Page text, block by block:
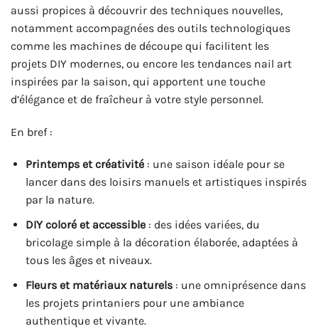
aussi propices à découvrir des techniques nouvelles,
notamment accompagnées des outils technologiques
comme les machines de découpe qui facilitent les
projets DIY modernes, ou encore les tendances nail art
inspirées par la saison, qui apportent une touche
d’élégance et de fraîcheur à votre style personnel.
En bref :
Printemps et créativité: une saison idéale pour se
lancer dans des loisirs manuels et artistiques inspirés
par la nature.
DIY coloré et accessible: des idées variées, du
bricolage simple à la décoration élaborée, adaptées à
tous les âges et niveaux.
Fleurs et matériaux naturels: une omniprésence dans
les projets printaniers pour une ambiance
authentique et vivante.